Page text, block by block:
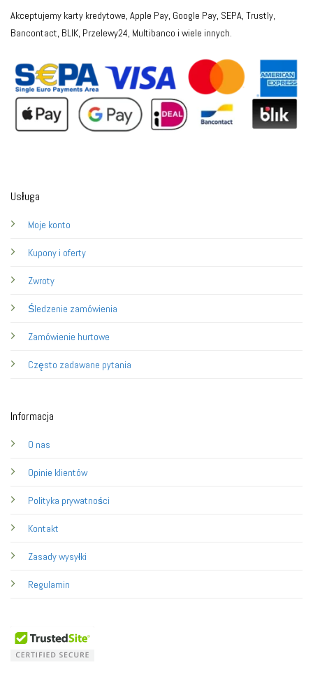
Usługa
Moje konto
Kupony i oferty
Zwroty
Śledzenie zamówienia
Zamówienie hurtowe
Często zadawane pytania
Informacja
O nas
Opinie klientów
Polityka prywatności
Kontakt
Zasady wysyłki
Regulamin
Akceptujemy karty kredytowe, Apple Pay, Google Pay, SEPA, Trustly,
Bancontact, BLIK, Przelewy24, Multibanco i wiele innych.